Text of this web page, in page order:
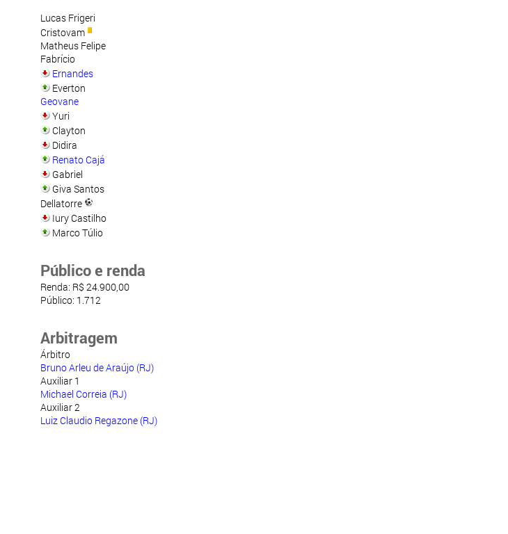
Lucas Frigeri
Cristovam
Matheus Felipe
Fabrício
Ernandes
Everton
Geovane
Yuri
Clayton
Didira
Renato Cajá
Gabriel
Giva Santos
Dellatorre
Iury Castilho
Marco Túlio
Público e renda
Renda: R$ 24.900,00
Público: 1.712
Arbitragem
Árbitro
Bruno Arleu de Araújo (RJ)
Auxiliar 1
Michael Correia (RJ)
Auxiliar 2
Luiz Claudio Regazone (RJ)